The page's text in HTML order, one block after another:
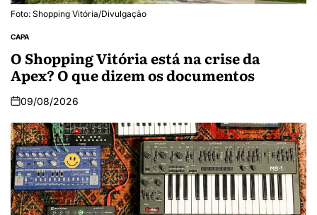
Foto: Shopping Vitória/Divulgação
CAPA
O Shopping Vitória está na crise da
Apex? O que dizem os documentos
09/08/2026